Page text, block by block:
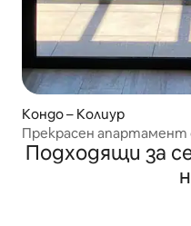
Кондо – Колиур
Прекрасен апартамент
Подходящи за